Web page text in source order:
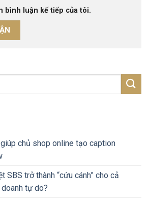
bình luận kế tiếp của tôi.
chủ shop online tạo caption
trở thành “cứu cánh” cho cả
tự do?